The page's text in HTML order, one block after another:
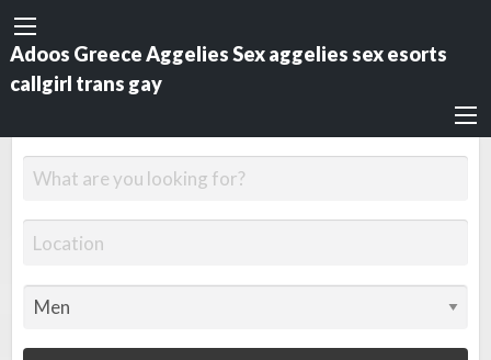
Adoos Greece Aggelies Sex aggelies sex esorts
callgirl trans gay